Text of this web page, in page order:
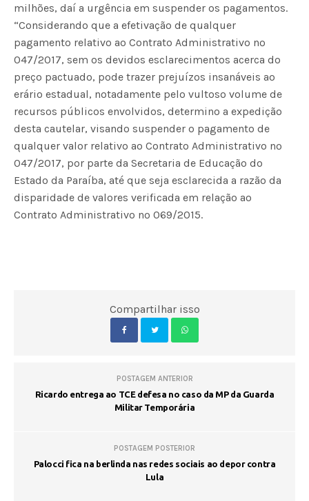
milhões, daí a urgência em suspender os pagamentos.
“Considerando que a efetivação de qualquer
pagamento relativo ao Contrato Administrativo nº
047/2017, sem os devidos esclarecimentos acerca do
preço pactuado, pode trazer prejuízos insanáveis ao
erário estadual, notadamente pelo vultoso volume de
recursos públicos envolvidos, determino a expedição
desta cautelar, visando suspender o pagamento de
qualquer valor relativo ao Contrato Administrativo nº
047/2017, por parte da Secretaria de Educação do
Estado da Paraíba, até que seja esclarecida a razão da
disparidade de valores verificada em relação ao
Contrato Administrativo nº 069/2015.
Compartilhar isso
POSTAGEM ANTERIOR
Ricardo entrega ao TCE defesa no caso da MP da Guarda
Militar Temporária
POSTAGEM POSTERIOR
Palocci fica na berlinda nas redes sociais ao depor contra
Lula